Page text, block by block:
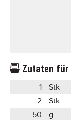
Zutaten für
1 Stk
2
Stk
50
g